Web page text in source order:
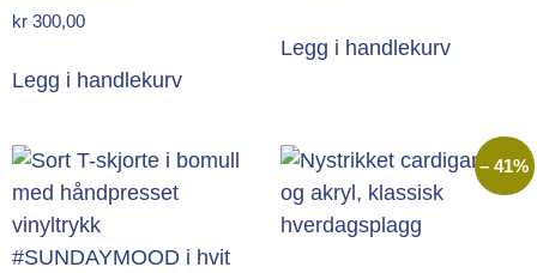
kr 300,00
Legg i handlekurv
Legg i handlekurv
– 41%